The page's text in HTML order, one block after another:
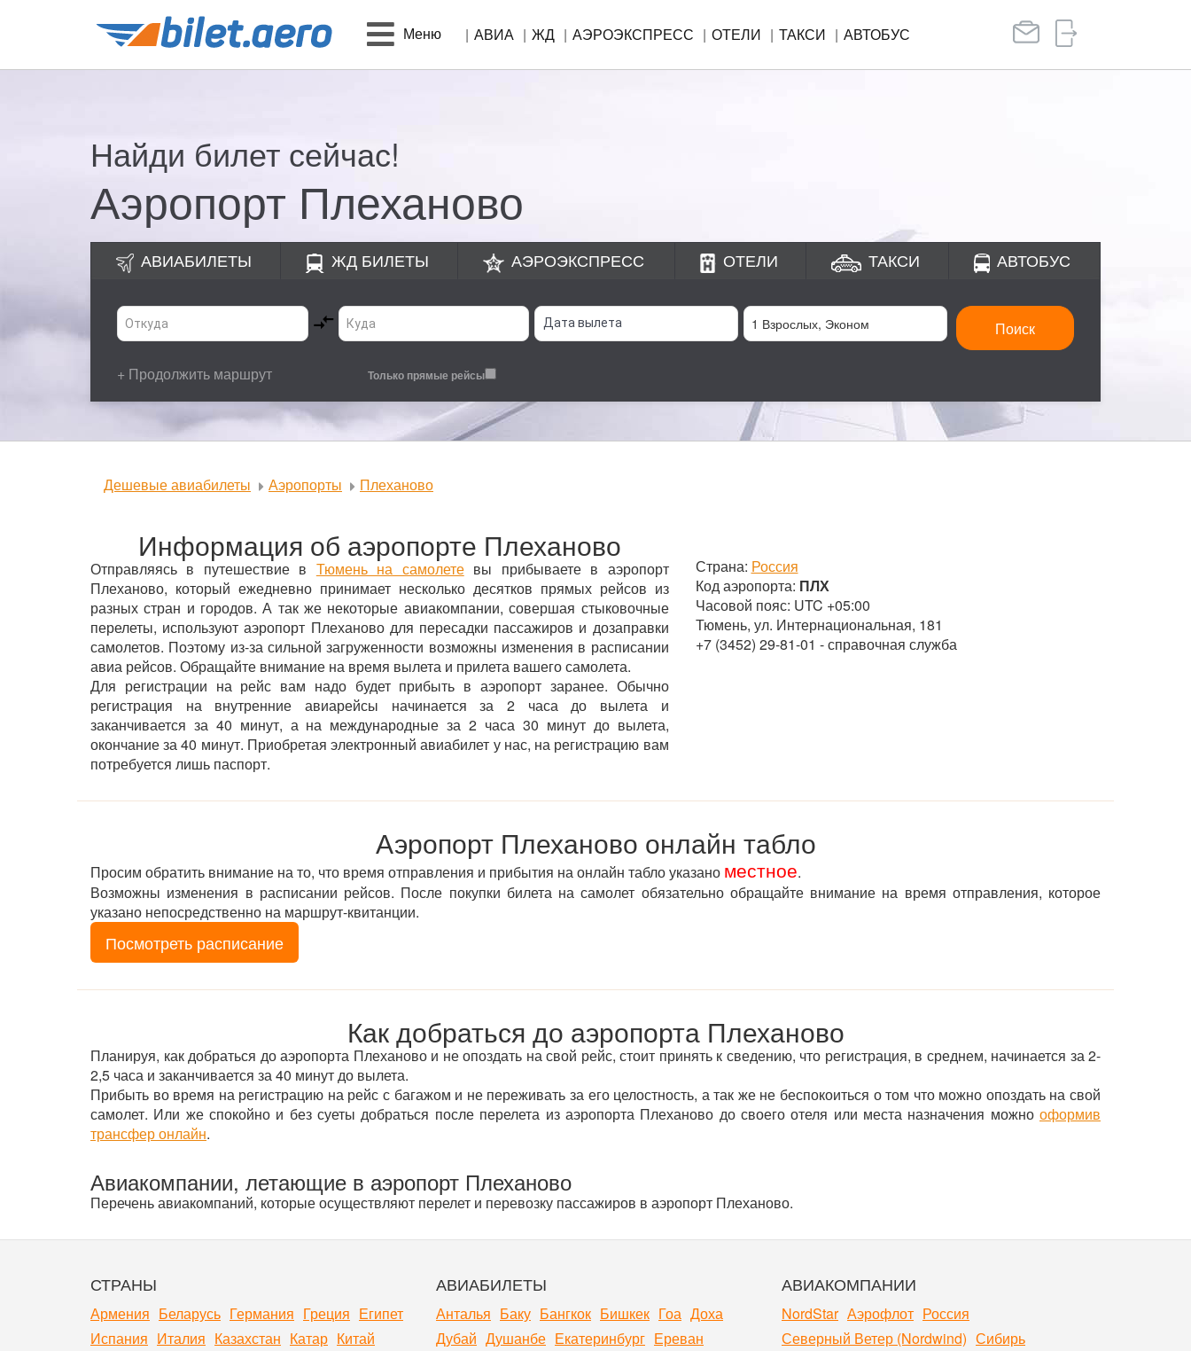
Меню АВИА ЖД АЭРОЭКСПРЕСС ОТЕЛИ ТАКСИ АВТОБУС
Найди билет сейчас!
Аэропорт Плеханово
АВИАБИЛЕТЫ ЖД БИЛЕТЫ АЭРОЭКСПРЕСС ОТЕЛИ ТАКСИ АВТОБУС
Поиск
+ Продолжить маршрут Только прямые рейсы
Дешевые авиабилеты Аэропорты Плеханово
Информация об аэропорте Плеханово
Отправляясь в путешествие в Тюмень на самолетевы прибываете в аэропорт
Плеханово, который ежедневно принимает несколько десятков прямых рейсов из
разных стран и городов. А так же некоторые авиакомпании, совершая стыковочные
перелеты, используют аэропорт Плеханово для пересадки пассажиров и дозаправки
самолетов. Поэтому из-за сильной загруженности возможны изменения в расписании
авиа рейсов. Обращайте внимание на время вылета и прилета вашего самолета.
Для регистрации на рейс вам надо будет прибыть в аэропорт заранее. Обычно
регистрация на внутренние авиарейсы начинается за 2 часа до вылета и
заканчивается за 40 минут, а на международные за 2 часа 30 минут до вылета,
окончание за 40 минут. Приобретая электронный авиабилет у нас, на регистрацию вам
потребуется лишь паспорт.
Страна: Россия
Код аэропорта: ПЛХ
Часовой пояс: UTC +05:00
Тюмень, ул. Интернациональная, 181
+7 (3452) 29-81-01 - справочная служба
Аэропорт Плеханово онлайн табло
Просим обратить внимание на то, что время отправления и прибытия на онлайн табло указано местное.
Возможны изменения в расписании рейсов. После покупки билета на самолет обязательно обращайте внимание на время отправления, которое
указано непосредственно на маршрут-квитанции.
Посмотреть расписание
Как добраться до аэропорта Плеханово
Планируя, как добраться до аэропорта Плеханово и не опоздать на свой рейс, стоит принять к сведению, что регистрация, в среднем, начинается за 2-
2,5 часа и заканчивается за 40 минут до вылета.
Прибыть во время на регистрацию на рейс с багажом и не переживать за его целостность, а так же не беспокоиться о том что можно опоздать на свой
самолет. Или же спокойно и без суеты добраться после перелета из аэропорта Плеханово до своего отеля или места назначения можно оформив
трансфер онлайн.
Авиакомпании, летающие в аэропорт Плеханово
Перечень авиакомпаний, которые осуществляют перелет и перевозку пассажиров в аэропорт Плеханово.
СТРАНЫ
Армения Беларусь Германия Греция Египет
Испания Италия Казахстан Катар Китай
АВИАБИЛЕТЫ
Анталья Баку Бангкок Бишкек Гоа Доха
Дубай Душанбе Екатеринбург Ереван
АВИАКОМПАНИИ
NordStar Аэрофлот Россия
Северный Ветер (Nordwind) Сибирь